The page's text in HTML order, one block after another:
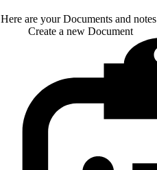
Here are your Documents and notes
Create a new Document